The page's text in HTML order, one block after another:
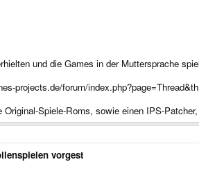
und die Games in der Muttersprache
projects.de/forum/
Spiele-Roms, sowie einen IPS-
vorgest